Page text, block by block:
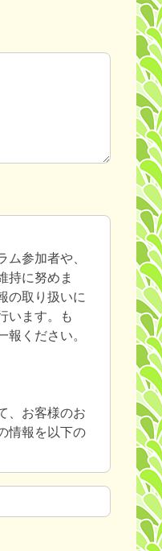
参加者や、
持に努めま
の取り扱いに
います。も
ください。
、お客様のお
情報を以下の
さい、個人を